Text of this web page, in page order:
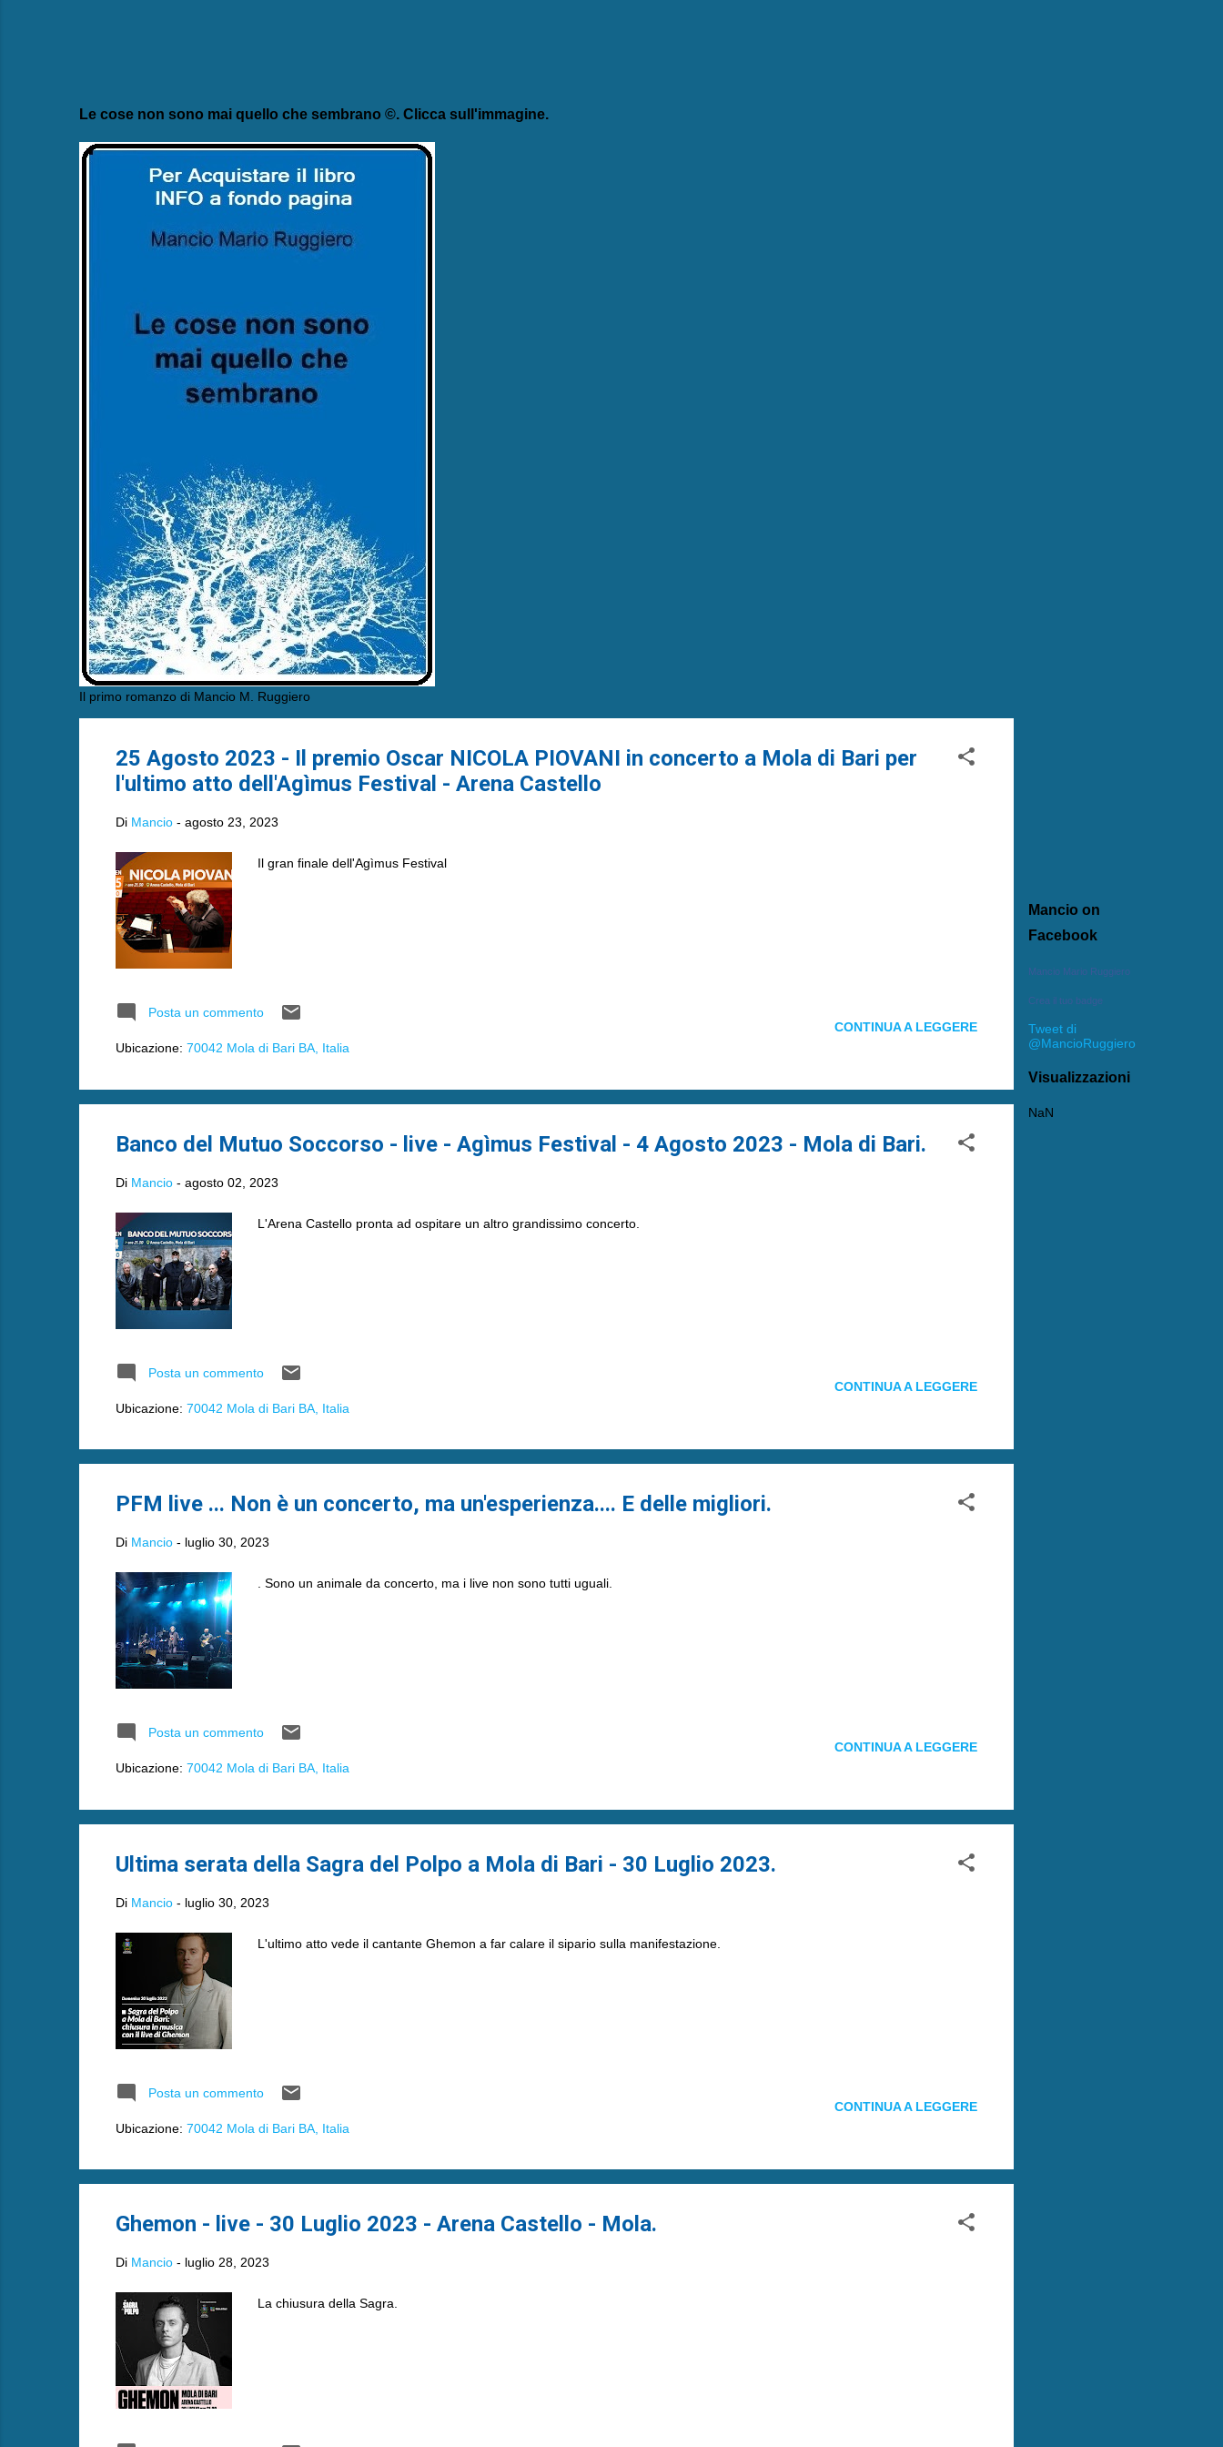
Mancio on
Facebook
Mancio Mario Ruggiero
Crea il tuo badge
Tweet di
@MancioRuggiero
Visualizzazioni
NaN
Le cose non sono mai quello che sembrano ©. Clicca sull'immagine.
Il primo romanzo di Mancio M. Ruggiero
25 Agosto 2023 - Il premio Oscar NICOLA PIOVANI in concerto a Mola di Bari per
l'ultimo atto dell'Agìmus Festival - Arena Castello
Di Mancio - agosto 23, 2023
Il gran finale dell'Agìmus Festival
Posta un commento
Ubicazione: 70042 Mola di Bari BA, Italia
CONTINUA A LEGGERE
Banco del Mutuo Soccorso - live - Agìmus Festival - 4 Agosto 2023 - Mola di Bari.
Di Mancio - agosto 02, 2023
L'Arena Castello pronta ad ospitare un altro grandissimo concerto.
Posta un commento
Ubicazione: 70042 Mola di Bari BA, Italia
CONTINUA A LEGGERE
PFM live ... Non è un concerto, ma un'esperienza.... E delle migliori.
Di Mancio - luglio 30, 2023
. Sono un animale da concerto, ma i live non sono tutti uguali.
Posta un commento
Ubicazione: 70042 Mola di Bari BA, Italia
CONTINUA A LEGGERE
Ultima serata della Sagra del Polpo a Mola di Bari - 30 Luglio 2023.
Di Mancio - luglio 30, 2023
L'ultimo atto vede il cantante Ghemon a far calare il sipario sulla manifestazione.
Posta un commento
Ubicazione: 70042 Mola di Bari BA, Italia
CONTINUA A LEGGERE
Ghemon - live - 30 Luglio 2023 - Arena Castello - Mola.
Di Mancio - luglio 28, 2023
La chiusura della Sagra.